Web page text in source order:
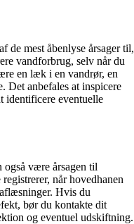
de mest åbenlyse årsager til,
vandforbrug, selv når du
en læk i en vandrør, en
Det anbefales at inspicere
identificere eventuelle
også være årsagen til
når hovedhanen
Hvis du
bør du kontakte dit
og eventuel udskiftning.